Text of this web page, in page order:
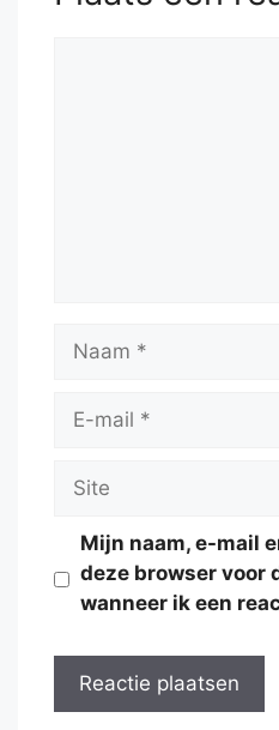
Naam
Site
Mijn naam, e-mail
deze browser voor
wanneer ik een